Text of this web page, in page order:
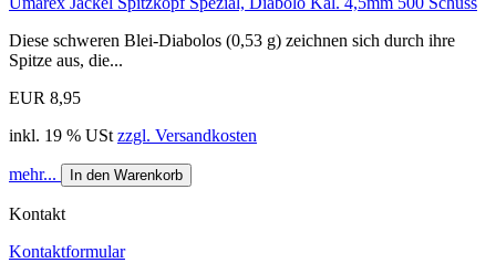
Diese schweren Blei-Diabolos (0,53 g) zeichnen sich durch ihre
Spitze aus, die...
EUR 8,95
inkl. 19 % USt zzgl. Versandkosten
mehr... In den Warenkorb
Kontakt
Kontaktformular